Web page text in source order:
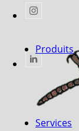
Produits
Services